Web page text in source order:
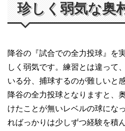
珍しく弱気な奥
降谷の『試合での全力投球』を
しく弱気です。練習とは違って
いる分、捕球するのが難しいと
降谷の全力投球となりますと、
けたことが無いレベルの球にな
ればっかりは少しずつ経験を積